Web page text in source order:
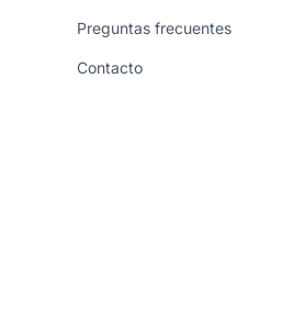
Preguntas frecuentes
Contacto